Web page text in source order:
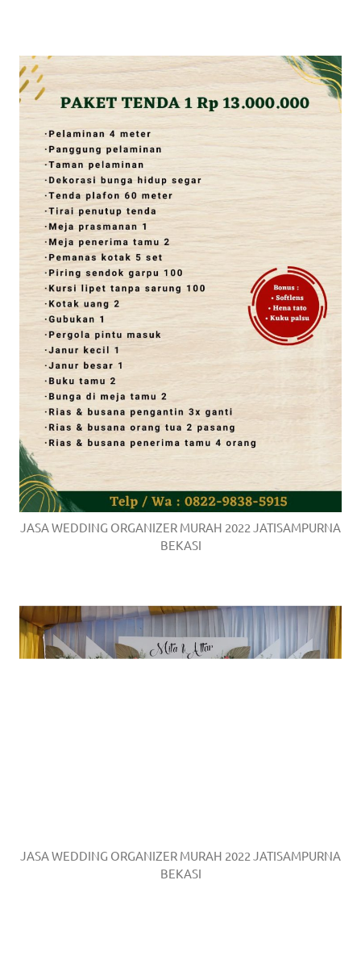
JASA WEDDING ORGANIZER MURAH 2022 JATISAMPURNA
BEKASI
JASA WEDDING ORGANIZER MURAH 2022 JATISAMPURNA
BEKASI